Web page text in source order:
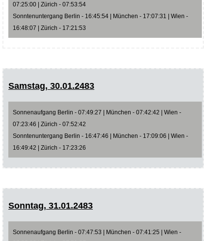
07:25:00 | Zürich - 07:53:54
Sonntenuntergang Berlin - 16:45:54 | München - 17:07:31 | Wien -
16:48:07 | Zürich - 17:21:53
Samstag, 30.01.2483
Sonnenaufgang Berlin - 07:49:27 | München - 07:42:42 | Wien -
07:23:46 | Zürich - 07:52:42
Sonntenuntergang Berlin - 16:47:46 | München - 17:09:06 | Wien -
16:49:42 | Zürich - 17:23:26
Sonntag, 31.01.2483
Sonnenaufgang Berlin - 07:47:53 | München - 07:41:25 | Wien -